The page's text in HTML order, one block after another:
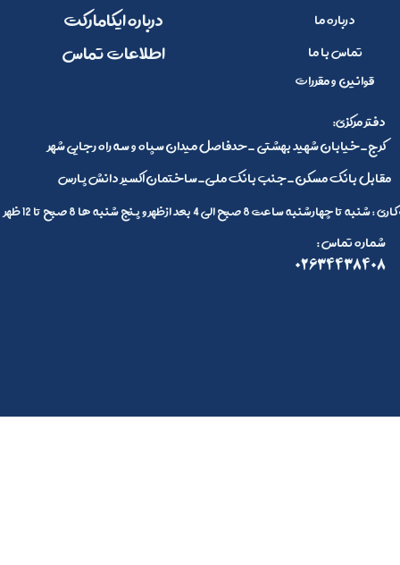
درباره ما
تماس با ما
قوانین و مقررات
​​درباره ایکامارکت
​اطلاعات تماس
کرج_خیابان شهید بهشتی _حدفاصل میدان سپاه و سه راه رجایی شهر
مقابل بانک مسکن_جنب بانک ملی_ساختمان اکسیر دانش پارس
:دفتر مرکزی
چهارشنبه ساعت 8 صبح الی 4 بعد ازظهر و پنج شنبه ها 8 صبح تا 12 ظهر
: شماره تماس
02634438408